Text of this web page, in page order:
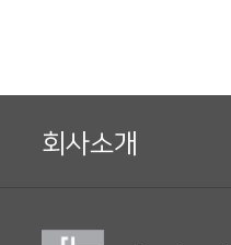
회사소개